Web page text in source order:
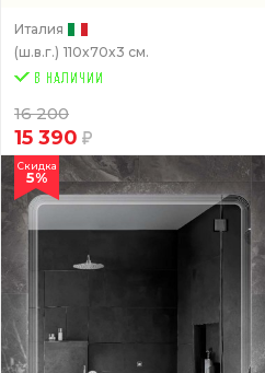
Италия
(ш.в.г.) 110x70x3 см.
16 200
15 390
Скидка
5%